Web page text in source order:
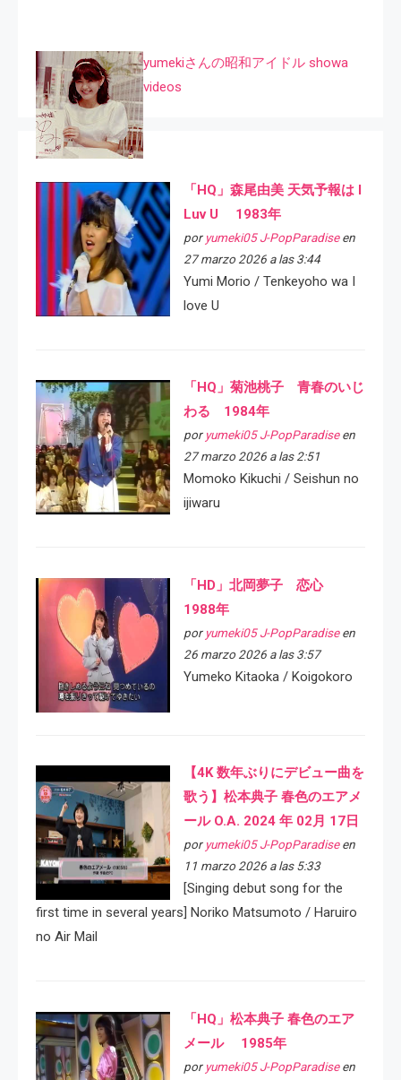
yumekiさんの昭和アイドル showa
videos
「HQ」森尾由美 天気予報は I
Luv U 1983年
por yumeki05 J-PopParadiseen
27 marzo 2026 a las 3:44
Yumi Morio / Tenkeyoho wa I
love U
「HQ」菊池桃子 青春のいじ
わる 1984年
por yumeki05 J-PopParadiseen
27 marzo 2026 a las 2:51
Momoko Kikuchi / Seishun no
ijiwaru
「HD」北岡夢子 恋心
1988年
por yumeki05 J-PopParadiseen
26 marzo 2026 a las 3:57
Yumeko Kitaoka / Koigokoro
【4K 数年ぶりにデビュー曲を
歌う】松本典子 春色のエアメ
ール O.A. 2024 年 02月 17日
por yumeki05 J-PopParadiseen
11 marzo 2026 a las 5:33
[Singing debut song for the
first time in several years] Noriko Matsumoto / Haruiro
no Air Mail
「HQ」松本典子 春色のエア
メール 1985年
por yumeki05 J-PopParadiseen